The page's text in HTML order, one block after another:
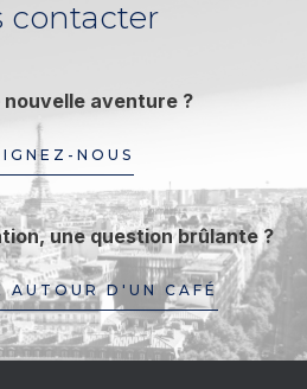
contacter
nouvelle aventure ?
NOUS
une question brûlante ?
AUTOUR D'UN CAFÉ